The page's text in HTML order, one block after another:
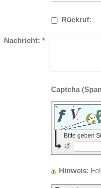
Rückruf:
Nachricht: *
Bitte geben
↺
Hinweis :